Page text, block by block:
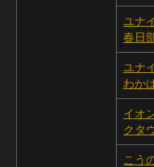
ユナ
春日
ユナ
わか
イオ
クタ
こう